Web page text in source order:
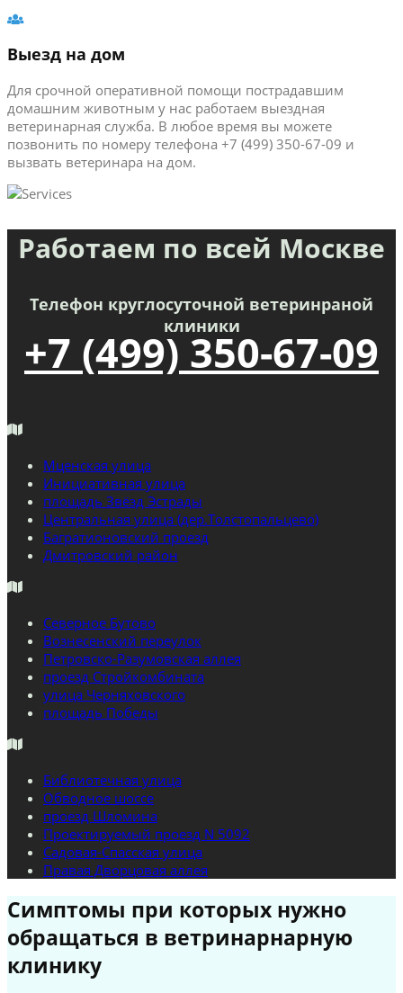
Выезд на дом
Для срочной оперативной помощи пострадавшим
домашним животным у нас работаем выездная
ветеринарная служба. В любое время вы можете
позвонить по номеру телефона +7 (499) 350-67-09 и
вызвать ветеринара на дом.
Работаем по всей Москве
Телефон круглосуточной ветеринраной
клиники
+7 (499) 350-67-09
Мценская улица
Инициативная улица
площадь Звёзд Эстрады
Центральная улица (дер.Толстопальцево)
Багратионовский проезд
Дмитровский район
Северное Бутово
Вознесенский переулок
Петровско-Разумовская аллея
проезд Стройкомбината
улица Черняховского
площадь Победы
Библиотечная улица
Обводное шоссе
проезд Шломина
Проектируемый проезд N 5092
Садовая-Спасская улица
Правая Дворцовая аллея
Симптомы при которых нужно
обращаться в ветринарнарную
клинику